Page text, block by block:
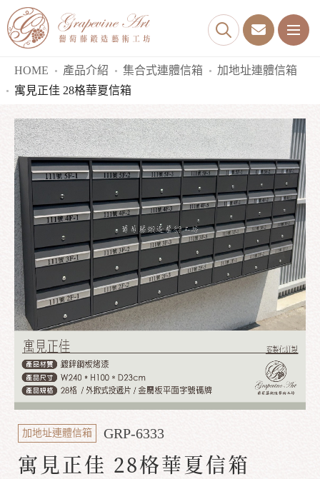
HOME 產品介紹 集合式連體信箱
加地址連體信箱
寓見正佳 28格華夏信箱
加地址連體信箱 GRP-6333
寓見正佳 28格華夏信箱